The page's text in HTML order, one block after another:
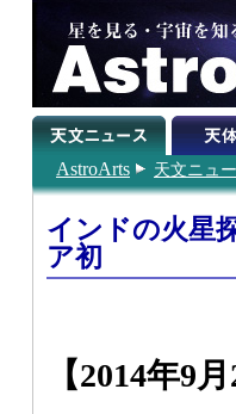
AstroArts 天文ニュ
インドの火星
ア初
【2014年9